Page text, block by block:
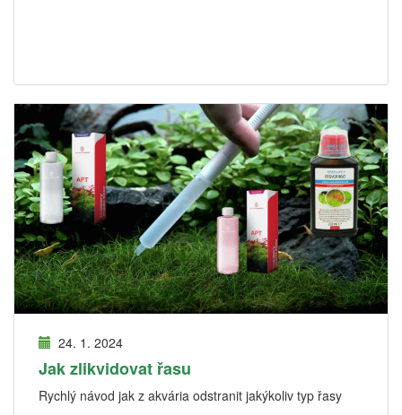
24. 1. 2024
Jak zlikvidovat řasu
Rychlý návod jak z akvária odstranit jakýkoliv typ řasy